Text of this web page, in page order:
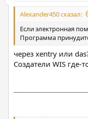
Alexander450 сказал:
Если электронная
Программа
через xentry или
Создатели WIS где-